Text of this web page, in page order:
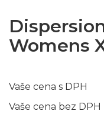
Womens
Vaše cena s DPH
Vaše cena bez DPH